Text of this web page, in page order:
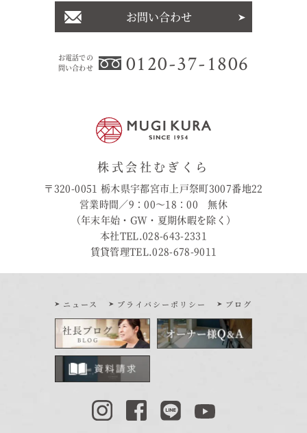
お電話での
問い合わせ
0120-37-1806
お問い合わせ
株式会社むぎくら
〒320-0051 栃木県宇都宮市上戸祭町3007番地22
営業時間／9：00〜18：00 無休
（年末年始・GW・夏期休暇を除く）
本社TEL.028-643-2331
賃貸管理TEL.028-678-9011
ニュース プライバシーポリシー ブログ